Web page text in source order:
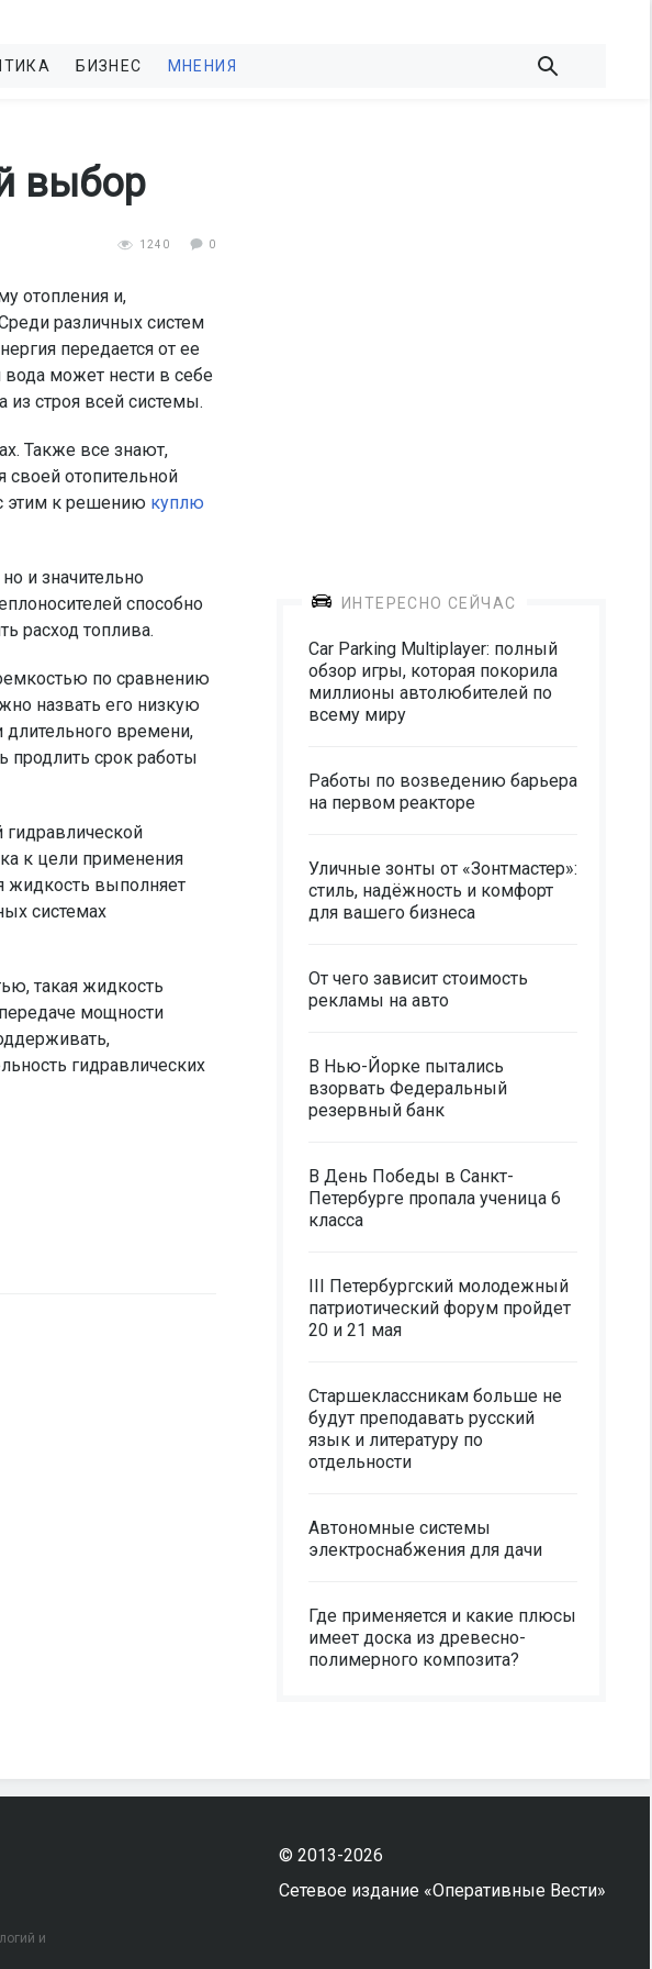
БИЗНЕС МНЕНИЯ
выбор
1240 0
отопления и,
различных систем
передается от ее
может нести в себе
из строя всей системы.
Также все знают,
отопительной
этим к решению куплю
и значительно
способно
расход топлива.
по сравнению
назвать его низкую
длительного времени,
продлить срок работы
к цели применения
жидкость выполняет
системах
такая жидкость
мощности
гидравлических
ИНТЕРЕСНО СЕЙЧАС
Car Parking Multiplayer: полный
обзор игры, которая покорила
миллионы автолюбителей по
всему миру
Работы по возведению барьера
на первом реакторе
Уличные зонты от «Зонтмастер»:
стиль, надёжность и комфорт
для вашего бизнеса
От чего зависит стоимость
рекламы на авто
В Нью-Йорке пытались
взорвать Федеральный
резервный банк
В День Победы в Санкт-
Петербурге пропала ученица 6
класса
III Петербургский молодежный
патриотический форум пройдет
20 и 21 мая
Старшеклассникам больше не
будут преподавать русский
язык и литературу по
отдельности
Автономные системы
электроснабжения для дачи
Где применяется и какие плюсы
имеет доска из древесно-
полимерного композита?
и
© 2013-2026
Сетевое издание «Оперативные Вести»